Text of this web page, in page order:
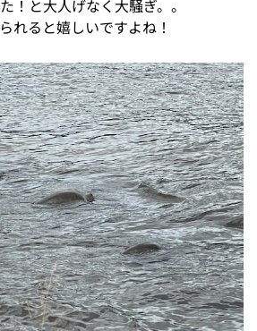
！と大人げなく大騒ぎ。。
れると嬉しいですよね！